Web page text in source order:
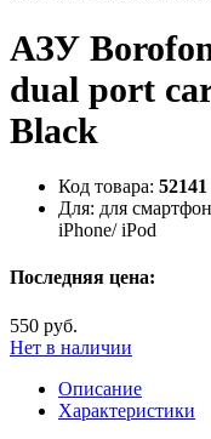
АЗУ
dual port
Black
Код товара: 52141
Для: для
iPhone/ iPod
Последняя цена:
550 руб.
Нет в наличии
Описание
Характеристики